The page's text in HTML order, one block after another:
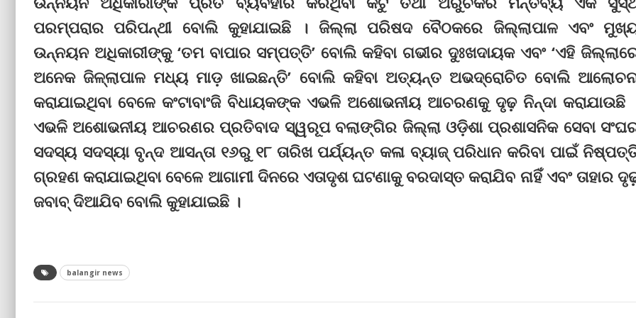
ପରମ୍ପରାର ପରିପନ୍ଥୀ ବୋଲି କୁହାଯାଇଛି । ଜିଲ୍ଲା ପରିଷଦ ବୈଠକରେ ଜିଲ୍ଲାପାଳ ଏବଂ
ଉନ୍ନୟନ ଅଧିକାରୀଙ୍କୁ ‘ତମ ବାପାର ସମ୍ପତ୍ତି’ ବୋଲି କହିବା ଗଭୀର ଦୁଃଖଦାୟକ ଏବଂ ‘ଏହି
ଅନେକ ଜିଳ୍ଲାପାଳ ମଧ୍ୟ ମାଡ଼ ଖାଇଛନ୍ତି’ ବୋଲି କହିବା ଅତ୍ୟନ୍ତ ଅଭଦ୍ରୋଚିତ ବୋଲି
କରାଯାଇଥିବା ବେଳେ କଂଟାବାଂଜି ବିଧାୟକଙ୍କ ଏଭଳି ଅଶୋଭନୀୟ ଆଚରଣକୁ ଦୃଢ଼ ନିନ୍ଦା କରାଯାଉଛି
ଏଭଳି ଅଶୋଭନୀୟ ଆଚରଣର ପ୍ରତିବାଦ ସ୍ୱରୂପ ବଲାଙ୍ଗିର ଜିଲ୍ଲା ଓଡ଼ିଶା ପ୍ରଶାସନିକ ସେବା
ସଦସ୍ୟ ସଦସ୍ୟା ବୃନ୍ଦ ଆସନ୍ତା ୧୬ରୁ ୧୮ ତାରିଖ ପର୍ଯ୍ୟନ୍ତ କଳା ବ୍ୟାଜ୍‌ ପରିଧାନ କରିବା ପାଇଁ
ଗ୍ରହଣ କରାଯାଇଥିବା ବେଳେ ଆଗାମୀ ଦିନରେ ଏତାଦୃଶ ଘଟଣାକୁ ବରଦାସ୍ତ କରାଯିବ ନାହିଁ ଏବଂ ତାହାର
ଜବାବ୍‌ ଦିଆଯିବ ବୋଲି କୁହାଯାଇଛି ।
balangir news